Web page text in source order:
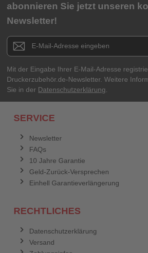
abonnieren Sie jetzt unseren
Newsletter!
Newsletter E-Mail Adresse
Mit der Eingabe Ihrer E-Mail-Adresse
Druckerzubehör.de-Newsletter. Weitere
Sie in der Datenschutzerklärung
SERVICE
Newsletter
FAQs
10 Jahre Garantie
Geld-Zurück-Versprechen
Einhell Garantieverlängerung
RECHTLICHES
Datenschutzerklärung
Versand